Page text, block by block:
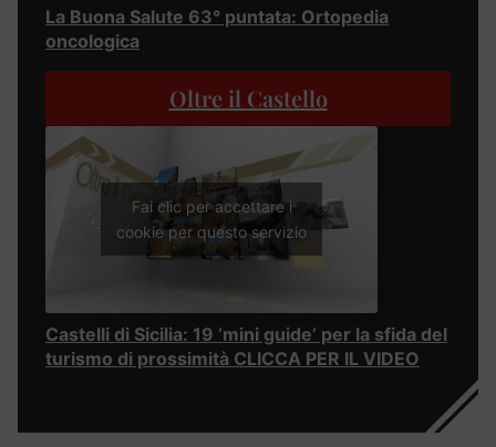
La Buona Salute 63° puntata: Ortopedia
oncologica
Oltre il Castello
Fai clic per accettare i
cookie per questo servizio
Castelli di Sicilia: 19 ‘mini guide’ per la sfida del
turismo di prossimità CLICCA PER IL VIDEO